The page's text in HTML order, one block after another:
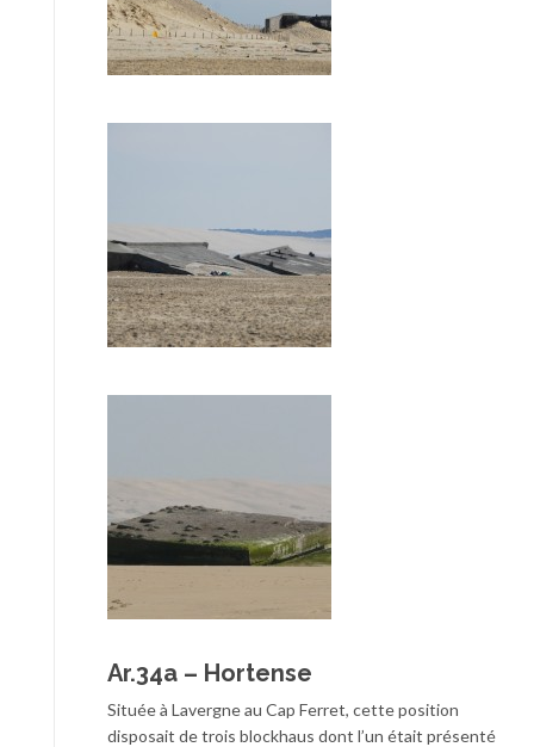
Ar.34a – Hortense
Située à Lavergne au Cap Ferret, cette position
disposait de trois blockhaus dont l’un était présenté